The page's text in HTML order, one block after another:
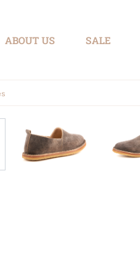
ABOUT US SALE